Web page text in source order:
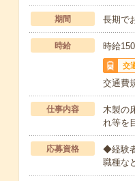
期間 長期で
時給 時給
交
交通費
仕事内容
木製の
れ等を
応募資格
◆経験
職種な